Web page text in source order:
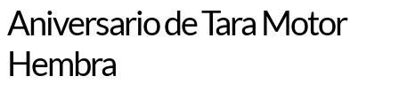
Aniversario de Tara Motor
Hembra